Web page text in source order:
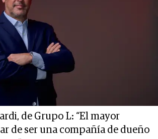
de Grupo L: “El mayor
de ser una compañía de dueño